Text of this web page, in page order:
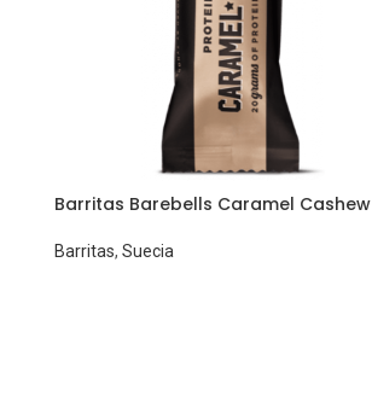
Barritas Barebells Caramel Cashew
Barritas, Suecia